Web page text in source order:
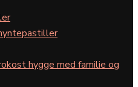
hygge med familie og